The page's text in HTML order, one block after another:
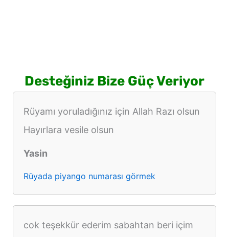
Desteğiniz Bize Güç Veriyor
Rüyamı yoruladığınız için Allah Razı olsun
Hayırlara vesile olsun
Yasin
Rüyada piyango numarası görmek
cok teşekkür ederim sabahtan beri içim